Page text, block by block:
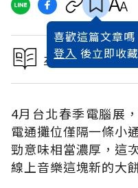
喜歡這篇文章嗎
登入 後立即收
本文出自 2004 /
4月台北春季電腦展
電通攤位僅隔一條小
勁意味相當濃厚，這
線上音樂這塊新的大